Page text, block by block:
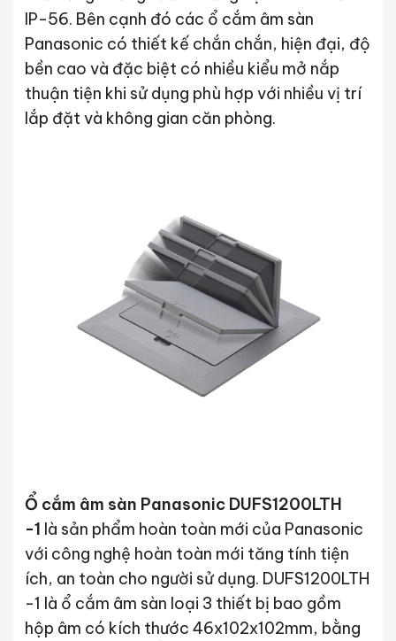
IP-56. Bên cạnh đó các ổ cắm âm sàn
Panasonic có thiết kế chắn chắn, hiện đại, độ
bền cao và đặc biệt có nhiều kiểu mở nắp
thuận tiện khi sử dụng phù hợp với nhiều vị trí
lắp đặt và không gian căn phòng.
Ổ cắm âm sàn Panasonic DUFS1200LTH
-1 là sản phẩm hoàn toàn mới của Panasonic
với công nghệ hoàn toàn mới tăng tính tiện
ích, an toàn cho người sử dụng. DUFS1200LTH
-1 là ổ cắm âm sàn loại 3 thiết bị bao gồm
hộp âm có kích thước 46x102x102mm, bằng